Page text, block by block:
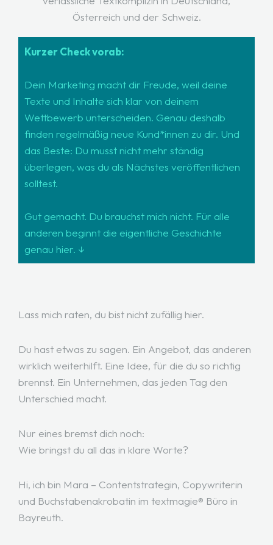
Kurzer Check vorab:
Dein Marketing macht dir Freude, weil deine
Texte und Inhalte sich klar von deinem
Wettbewerb unterscheiden. Genau deshalb
finden regelmäßig neue Kund*innen zu dir. Und
das Beste: Du musst nicht mehr ständig
überlegen, was du als Nächstes veröffentlichen
solltest.
Gut gemacht. Du brauchst mich nicht. Für alle
anderen beginnt die eigentliche Geschichte
genau hier. ↓
Lass mich raten, du bist nicht zufällig hier.
Du hast etwas zu sagen. Ein Angebot, das anderen
wirklich weiterhilft. Eine Idee, für die du so richtig
brennst. Ein Unternehmen, das jeden Tag den
Unterschied macht.
Nur eines bremst dich noch:
Wie bringst du all das in klare Worte?
Hi, ich bin Mara – Contentstrategin, Copywriterin
und Buchstabenakrobatin im textmagie® Büro in
Bayreuth.